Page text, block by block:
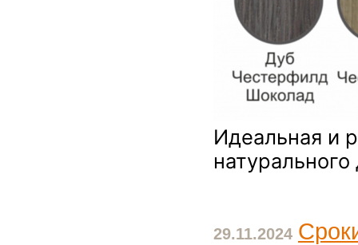
Идеальная и
29.11.2024